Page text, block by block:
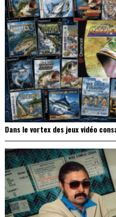
Dans le vortex des jeux vidéo